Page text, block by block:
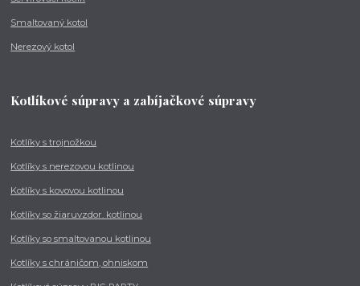
Smaltovaný kotol
Nerezový kotol
Kotlíkové súpravy a zabíjačkové súpravy
Kotlíky s trojnožkou
Kotlíky s nerezovou kotlinou
Kotlíky s kovovou kotlinou
Kotlíky so žiaruvzdor. kotlinou
Kotlíky so smaltovanou kotlinou
Kotlíky s chráničom, ohniskom